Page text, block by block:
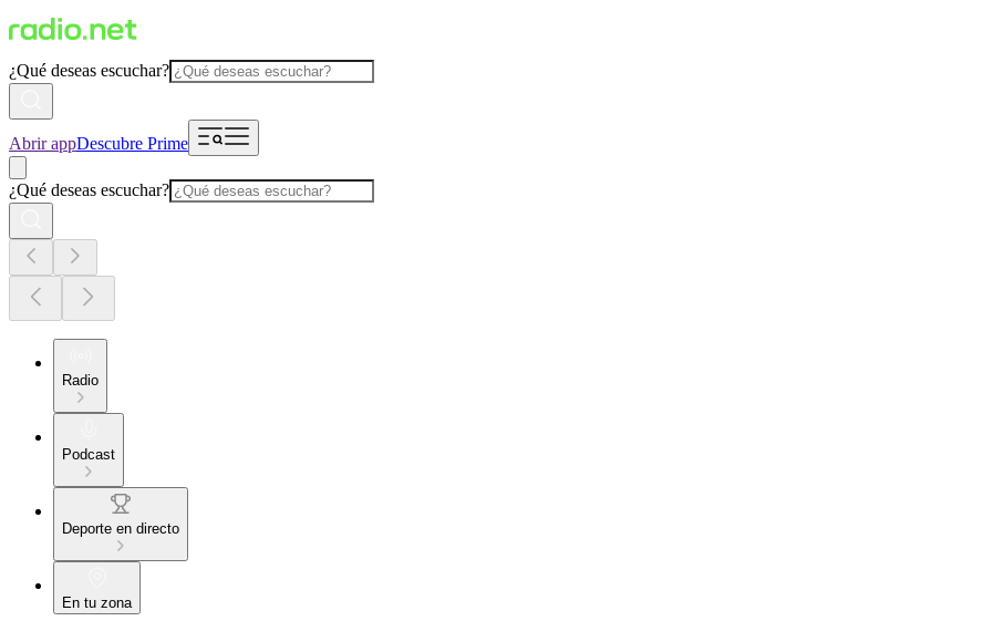
¿Qué deseas escuchar?
Abrir appDescubre Prime
¿Qué deseas escuchar?
Radio
Podcast
Deporte en directo
En tu zona